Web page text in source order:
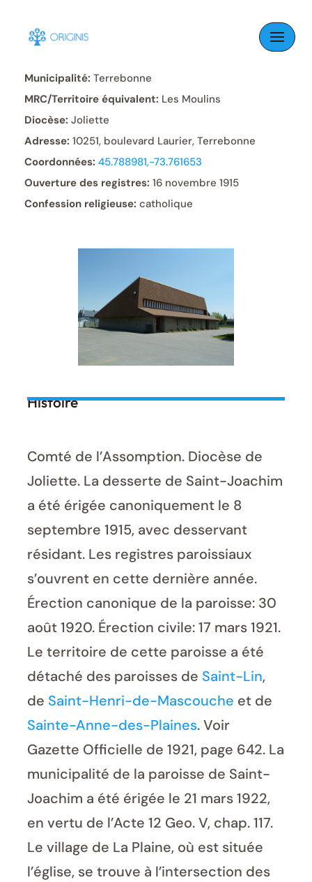
Skip
content
Municipalité: Terrebonne
MRC/Territoire équivalent: Les Moulins
Diocèse: Joliette
Adresse: 10251, boulevard Laurier, Terrebonne
Coordonnées: 45.788981,-73.761653
Ouverture des registres: 16 novembre 1915
Confession religieuse: catholique
Histoire
Comté de l’Assomption. Diocèse de
Joliette. La desserte de Saint-Joachim
a été érigée canoniquement le 8
septembre 1915, avec desservant
résidant. Les registres paroissiaux
s’ouvrent en cette dernière année.
Érection canonique de la paroisse: 30
août 1920. Érection civile: 17 mars 1921.
Le territoire de cette paroisse a été
détaché des paroisses de Saint-Lin,
de Saint-Henri-de-Mascouche et de
Sainte-Anne-des-Plaines. Voir
Gazette Officielle de 1921, page 642. La
municipalité de la paroisse de Saint-
Joachim a été érigée le 21 mars 1922,
en vertu de l’Acte 12 Geo. V, chap. 117.
Le village de La Plaine, où est située
l’église, se trouve à l’intersection des